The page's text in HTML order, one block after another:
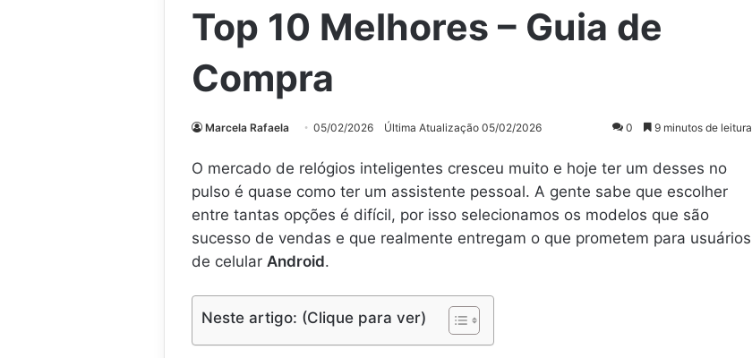
Top 10 Melhores – Guia de
Compra
Marcela Rafaela 05/02/2026 Última Atualização 05/02/2026 0 9 minutos de leitura
O mercado de relógios inteligentes cresceu muito e hoje ter um desses no
pulso é quase como ter um assistente pessoal. A gente sabe que escolher
entre tantas opções é difícil, por isso selecionamos os modelos que são
sucesso de vendas e que realmente entregam o que prometem para usuários
de celular Android.
Neste artigo: (Clique para ver)